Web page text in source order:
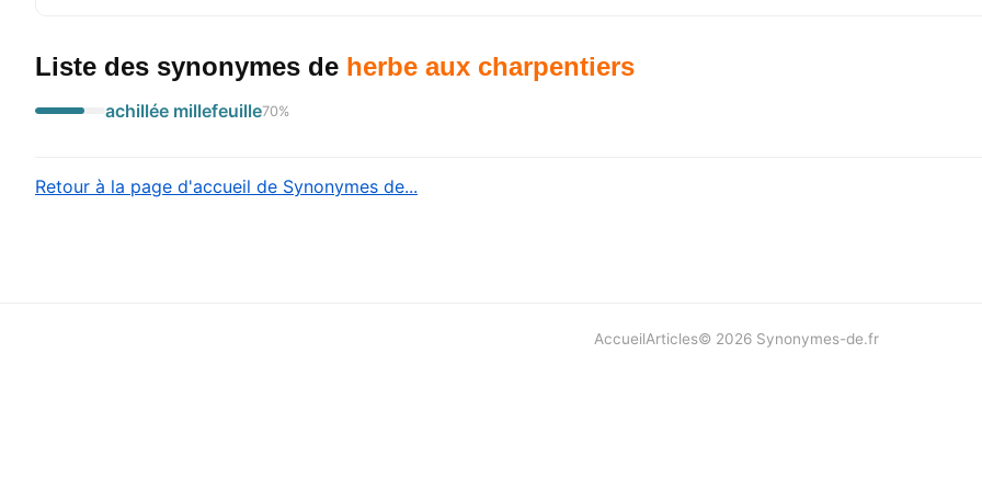
Liste des synonymes de herbe aux charpentiers
achillée millefeuille70%
Retour à la page d'accueil de Synonymes de...
AccueilArticles© 2026 Synonymes-de.fr